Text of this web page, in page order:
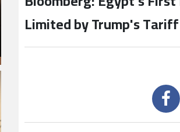
Limited by Trump's